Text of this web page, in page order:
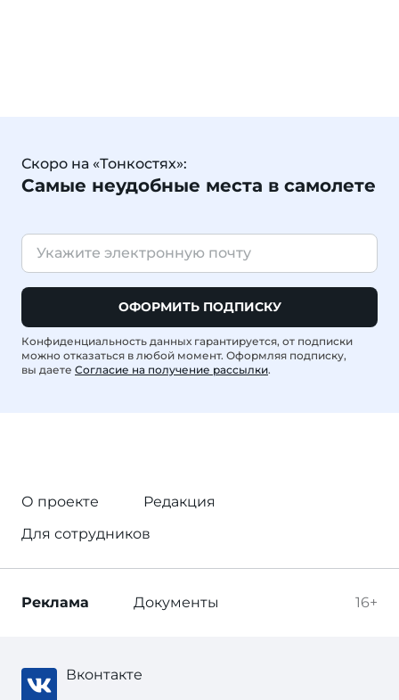
Скоро на «Тонкостях»:
Самые неудобные места в самолете
ОФОРМИТЬ ПОДПИСКУ
Конфиденциальность данных гарантируется, от подписки
можно отказаться в любой момент. Оформляя подписку,
вы даете Согласие на получение рассылки.
О проекте
Редакция
Для сотрудников
16+
Реклама Документы
Вконтакте